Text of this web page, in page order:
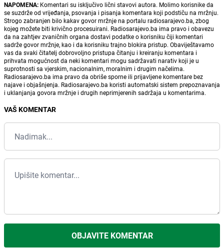
NAPOMENA: Komentari su isključivo lični stavovi autora. Molimo korisnike da
se suzdrže od vrijeđanja, psovanja i pisanja komentara koji podstiču na mržnju.
Strogo zabranjen bilo kakav govor mržnje na portalu radiosarajevo.ba, zbog
kojeg možete biti krivično procesuirani. Radiosarajevo.ba ima pravo i obavezu
da na zahtjev zvaničnih organa dostavi podatke o korisniku čiji komentari
sadrže govor mržnje, kao i da korisniku trajno blokira pristup. Obaviještavamo
vas da svaki čitatelj dobrovoljno pristupa čitanju i kreiranju komentara i
prihvata mogućnost da neki komentari mogu sadržavati narativ koji je u
suprotnosti sa vjerskim, nacionalnim, moralnim i drugim načelima.
Radiosarajevo.ba ima pravo da obriše sporne ili prijavljene komentare bez
najave i objašnjenja. Radiosarajevo.ba koristi automatski sistem prepoznavanja
i uklanjanja govora mržnje i drugih neprimjerenih sadržaja u komentarima.
VAŠ KOMENTAR
OBJAVITE KOMENTAR